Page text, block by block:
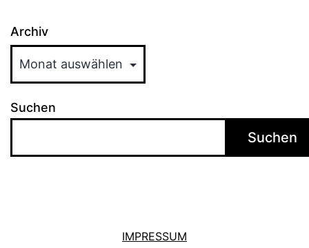
Archiv
Suchen
Suchen
IMPRESSUM